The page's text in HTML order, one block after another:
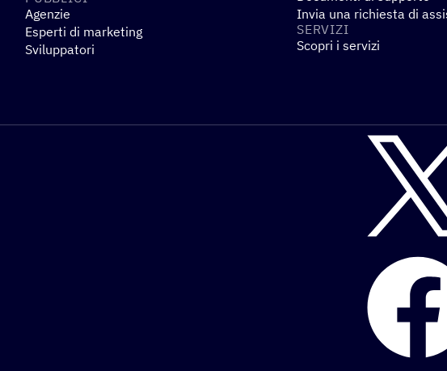
Agenzie
Esperti di marketing
Sviluppatori
Invia una richiesta di
SERVIZI
Scopri i servizi